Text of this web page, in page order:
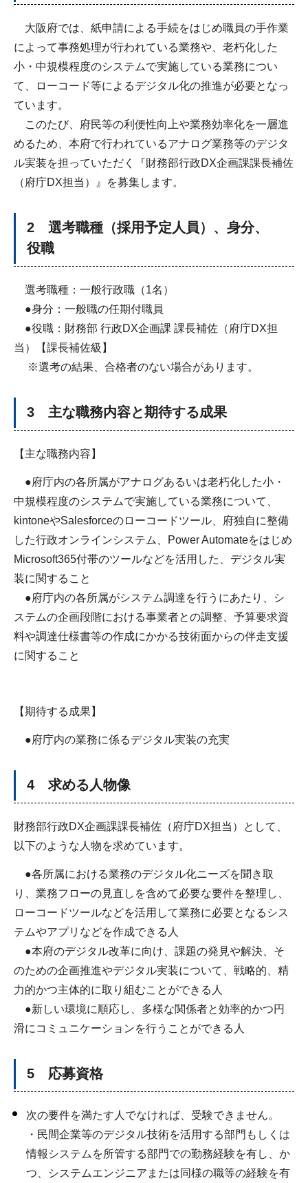
大阪府では、紙申請による手続をはじめ職員の手作業
によって事務処理が行われている業務や、老朽化した
小・中規模程度のシステムで実施している業務につい
て、ローコード等によるデジタル化の推進が必要となっ
ています。
このたび、府民等の利便性向上や業務効率化を一層進
めるため、本府で行われているアナログ業務等のデジタ
ル実装を担っていただく『財務部行政DX企画課課長補佐
（府庁DX担当）』を募集します。
2 選考職種（採用予定人員）、身分、
役職
選考職種：一般行政職（1名）
●身分：一般職の任期付職員
●役職：財務部 行政DX企画課 課長補佐（府庁DX担
当）【課長補佐級】
※選考の結果、合格者のない場合があります。
3 主な職務内容と期待する成果
【主な職務内容】
●府庁内の各所属がアナログあるいは老朽化した小・
中規模程度のシステムで実施している業務について、
kintoneやSalesforceのローコードツール、府独自に整備
した行政オンラインシステム、Power Automateをはじめ
Microsoft365付帯のツールなどを活用した、デジタル実
装に関すること
●府庁内の各所属がシステム調達を行うにあたり、シ
ステムの企画段階における事業者との調整、予算要求資
料や調達仕様書等の作成にかかる技術面からの伴走支援
に関すること
【期待する成果】
●府庁内の業務に係るデジタル実装の充実
4 求める人物像
財務部行政DX企画課課長補佐（府庁DX担当）として、
以下のような人物を求めています。
●各所属における業務のデジタル化ニーズを聞き取
り、業務フローの見直しを含めて必要な要件を整理し、
ローコードツールなどを活用して業務に必要となるシス
テムやアプリなどを作成できる人
●本府のデジタル改革に向け、課題の発見や解決、そ
のための企画推進やデジタル実装について、戦略的、精
力的かつ主体的に取り組むことができる人
●新しい環境に順応し、多様な関係者と効率的かつ円
滑にコミュニケーションを行うことができる人
5 応募資格
次の要件を満たす人でなければ、受験できません。
・民間企業等のデジタル技術を活用する部門もしくは
情報システムを所管する部門での勤務経験を有し、か
つ、システムエンジニアまたは同様の職等の経験を有